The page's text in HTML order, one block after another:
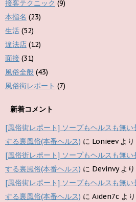
接客テクニック (9)
本指名 (23)
生活 (52)
違法店 (12)
面接 (31)
風俗全般 (43)
風俗街レポート (7)
新着コメント
[風俗街レポート] ソープもヘルスも無
する裏風俗(本番ヘルス) に Lonieevより
[風俗街レポート] ソープもヘルスも無
する裏風俗(本番ヘルス) に Devinvyより
[風俗街レポート] ソープもヘルスも無
する裏風俗(本番ヘルス) に Aiden7c より